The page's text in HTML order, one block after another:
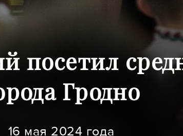
посетил
Гродно
16 мая 2024 года